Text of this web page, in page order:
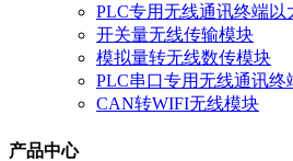
PLC专用无线通讯终端以
开关量无线传输模块
模拟量转无线数传模块
PLC串口专用无线通讯终
CAN转WIFI无线模块
产品中心